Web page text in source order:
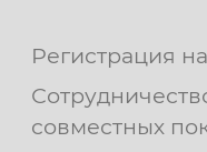
Регистрация
совместных